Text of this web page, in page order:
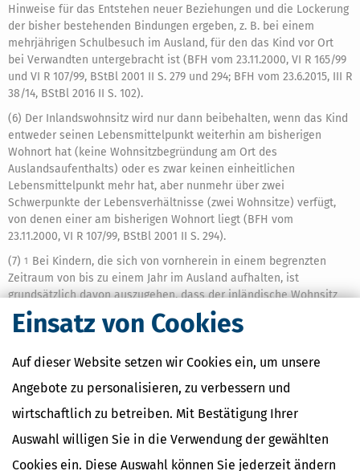
Einsatz von Cookies
Auf dieser Website setzen wir Cookies ein, um unsere
Angebote zu personalisieren, zu verbessern und
wirtschaftlich zu betreiben. Mit Bestätigung Ihrer
Auswahl willigen Sie in die Verwendung der gewählten
Cookies ein. Diese Auswahl können Sie jederzeit ändern
Hinweise für das Entstehen neuer Beziehungen und die Lockerung
der bisher bestehenden Bindungen ergeben, z. B. bei einem
mehrjährigen Schulbesuch im Ausland, für den das Kind vor Ort
bei Verwandten untergebracht ist (BFH vom 23.11.2000, VI R 165/99
und VI R 107/99, BStBl 2001 II S. 279 und 294; BFH vom 23.6.2015, III R
38/14, BStBl 2016 II S. 102).
(6) Der Inlandswohnsitz wird nur dann beibehalten, wenn das Kind
entweder seinen Lebensmittelpunkt weiterhin am bisherigen
Wohnort hat (keine Wohnsitzbegründung am Ort des
Auslandsaufenthalts) oder es zwar keinen einheitlichen
Lebensmittelpunkt mehr hat, aber nunmehr über zwei
Schwerpunkte der Lebensverhältnisse (zwei Wohnsitze) verfügt,
von denen einer am bisherigen Wohnort liegt (BFH vom
23.11.2000, VI R 107/99, BStBl 2001 II S. 294).
(7) 1 Bei Kindern, die sich von vornherein in einem begrenzten
Zeitraum von bis zu einem Jahr im Ausland aufhalten, ist
grundsätzlich davon auszugehen, dass der inländische Wohnsitz
beibehalten wird, sodass Inlandsaufenthalte für die Beibehaltung
des Wohnsitzes nicht erforderlich sind.
Wird die Absicht zur
Moment eine Aufgabe des Wohnsitzes erfolgen (BFH vom
25.9.2014, III R 10/14, BStBl 2015 II S. 655).
Kinder, die sich länger
als ein Jahr ins Ausland begeben, behalten ihren Wohnsitz in der
inländischen elterlichen Wohnung nur bei, wenn sie diese in
Aufenthaltsdauer von jährlich fünf Monaten in der Wohnung der
Eltern genügt jedenfalls, um einen inländischen Wohnsitz